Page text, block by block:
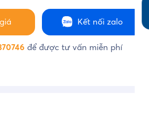
Kết nối zalo
để được tư vấn miễn phí